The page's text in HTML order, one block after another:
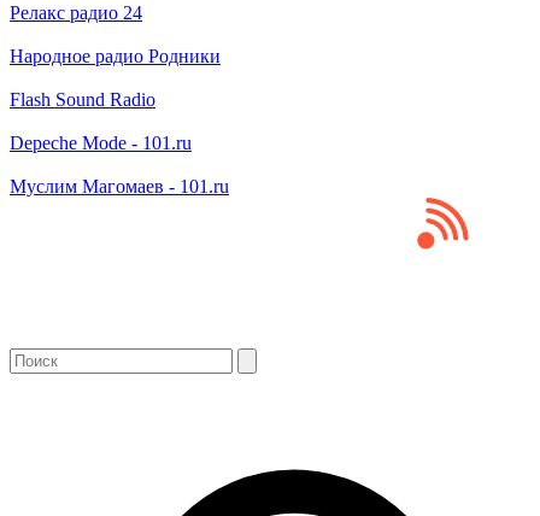
Релакс радио 24
Народное радио Родники
Flash Sound Radio
Depeche Mode - 101.ru
Муслим Магомаев - 101.ru